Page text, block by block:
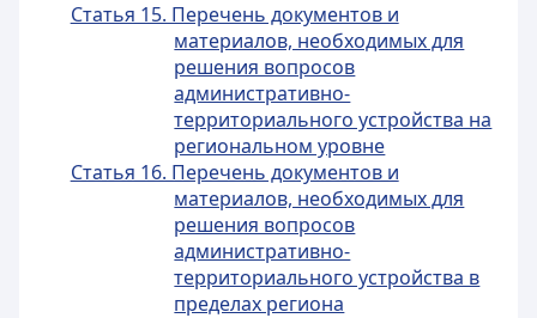
Статья 15. Перечень документов и
материалов, необходимых для
решения вопросов
административно-
территориального устройства на
региональном уровне
Статья 16. Перечень документов и
материалов, необходимых для
решения вопросов
административно-
территориального устройства в
пределах региона